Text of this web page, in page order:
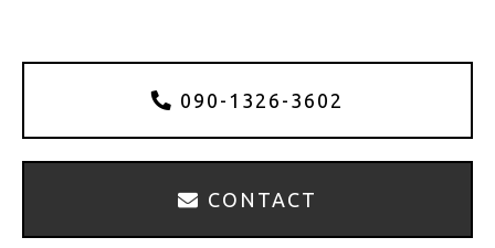
090-1326-3602
CONTACT